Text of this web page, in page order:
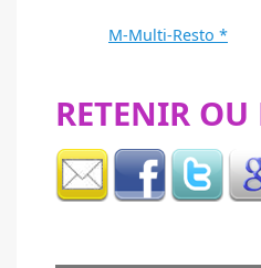
M-Multi-Resto *
RETENIR OU